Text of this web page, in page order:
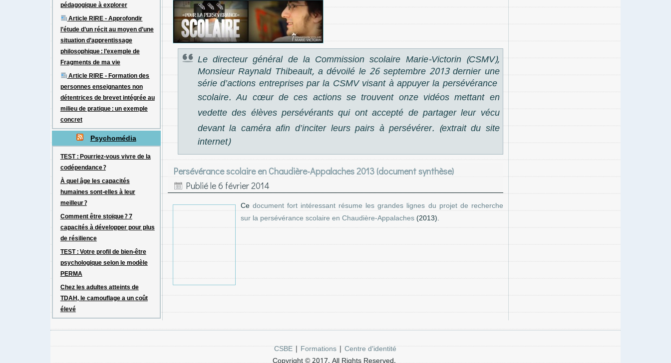
pédagogique à explorer
Article RIRE - Approfondir
l’étude d’un récit au moyen d’une
situation d’apprentissage
philosophique : l’exemple de
Fragments de ma vie
Article RIRE - Formation des
personnes enseignantes non
détentrices de brevet intégrée au
milieu de pratique : un exemple
concret
Psychomédia
TEST : Pourriez-vous vivre de la
codépendance ?
À quel âge les capacités
humaines sont-elles à leur
meilleur ?
Comment être stoïque ? 7
capacités à développer pour plus
de résilience
TEST : Votre profil de bien-être
psychologique selon le modèle
PERMA
Chez les adultes atteints de
TDAH, le camouflage a un coût
élevé
Le directeur général de la Commission scolaire Marie-Victorin (CSMV),
Monsieur Raynald Thibeault, a dévoilé le 26 septembre 2013 dernier une
série d’actions entreprises par la CSMV visant à appuyer la persévérance
scolaire.Au cœur de ces actions se trouvent onze vidéos mettant en
vedette des élèves persévérants qui ont accepté de partager leur vécu
devant la caméra afin d’inciter leurs pairs à persévérer. (extrait du site
internet)
Persévérance scolaire en Chaudière-Appalaches 2013 (document synthèse)
Publié le6 février 2014
Ce document fort intéressant résume les grandes lignes du projet de recherche
sur la persévérance scolaire en Chaudière-Appalaches(2013).
CSBE | Formations |Centre d'identité